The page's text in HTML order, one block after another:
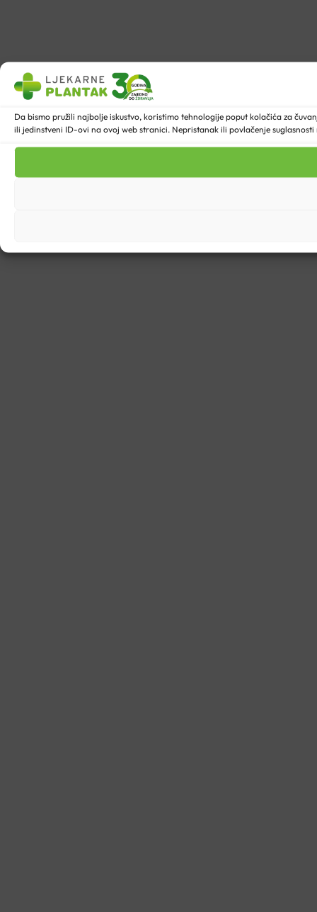
Da bismo pružili najbolje iskustvo, koristimo tehnologije poput kolačića za
ili jedinstveni ID-ovi na ovoj web stranici. Nepristanak ili povlačenje